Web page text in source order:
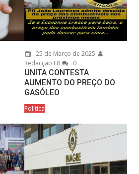
25 de Março de 2025
Redacção F8
0
UNITA CONTESTA
AUMENTO DO PREÇO DO
GASÓLEO
Política